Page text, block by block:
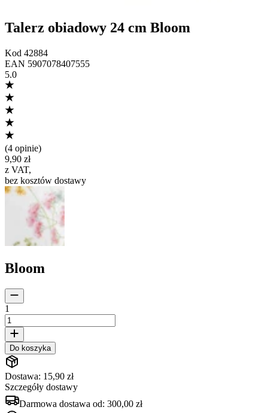
Talerz obiadowy 24 cm Bloom
Kod 42884
EAN 5907078407555
5.0
(4 opinie)
9,90 zł
z VAT,
bez kosztów dostawy
Bloom
1
Do koszyka
Dostawa: 15,90 zł
Szczegóły dostawy
Darmowa dostawa od: 300,00 zł